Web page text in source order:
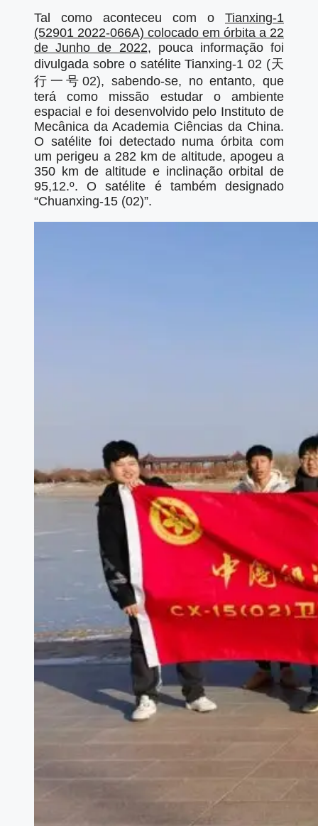
Tal como aconteceu com o Tianxing-1
(52901 2022-066A) colocado em órbita a 22
de Junho de 2022, pouca informação foi
divulgada sobre o satélite Tianxing-1 02 (天
行一号02), sabendo-se, no entanto, que
terá como missão estudar o ambiente
espacial e foi desenvolvido pelo Instituto de
Mecânica da Academia Ciências da China.
O satélite foi detectado numa órbita com
um perigeu a 282 km de altitude, apogeu a
350 km de altitude e inclinação orbital de
95,12.º. O satélite é também designado
“Chuanxing-15 (02)”.